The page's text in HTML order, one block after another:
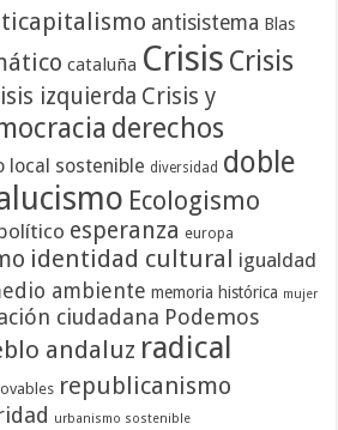
antisistema Blas
cataluña Crisis Crisis
izquierda Crisis y
derechos
local sostenible diversidad doble
Ecologismo
esperanza europa
identidad cultural igualdad
ambiente memoria histórica mujer
ciudadana Podemos
andaluz radical
republicanismo
urbanismo sostenible